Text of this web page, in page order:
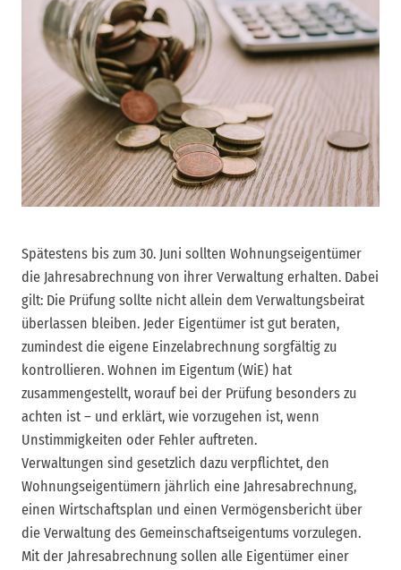
Spätestens bis zum 30. Juni sollten Wohnungseigentümer
die Jahresabrechnung von ihrer Verwaltung erhalten. Dabei
gilt: Die Prüfung sollte nicht allein dem Verwaltungsbeirat
überlassen bleiben. Jeder Eigentümer ist gut beraten,
zumindest die eigene Einzelabrechnung sorgfältig zu
kontrollieren. Wohnen im Eigentum (WiE) hat
zusammengestellt, worauf bei der Prüfung besonders zu
achten ist – und erklärt, wie vorzugehen ist, wenn
Unstimmigkeiten oder Fehler auftreten.
Verwaltungen sind gesetzlich dazu verpflichtet, den
Wohnungseigentümern jährlich eine Jahresabrechnung,
einen Wirtschaftsplan und einen Vermögensbericht über
die Verwaltung des Gemeinschaftseigentums vorzulegen.
Mit der Jahresabrechnung sollen alle Eigentümer einer